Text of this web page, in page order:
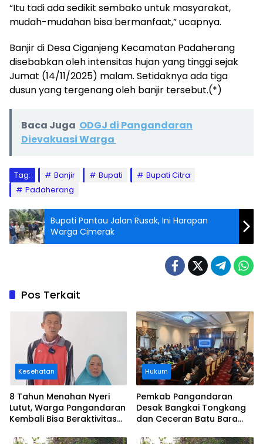
“Itu tadi ada sedikit sembako untuk masyarakat,
mudah-mudahan bisa bermanfaat,” ucapnya.
Banjir di Desa Ciganjeng Kecamatan Padaherang
disebabkan oleh intensitas hujan yang tinggi sejak
Jumat (14/11/2025) malam. Setidaknya ada tiga
dusun yang tergenang oleh banjir tersebut.(*)
Baca Juga ODGJ di Pangandaran
Dievakuasi Warga
Tag: Banjir Bupati
Bupati Citra
Padaherang
Bupati Pantau Jalan Rusak, Ini Harapan
Warga Cimerak
Pos Terkait
Kesehatan
8 Tahun Menahan Nyeri
Lutut, Warga Pangandaran
Kembali Bisa Beraktivitas
Ditanggung BPJS
Hukum
Pemkab Pangandaran
Desak Bangkai Tongkang
dan Ceceran Batu Bara
Buruknya Koordinasi